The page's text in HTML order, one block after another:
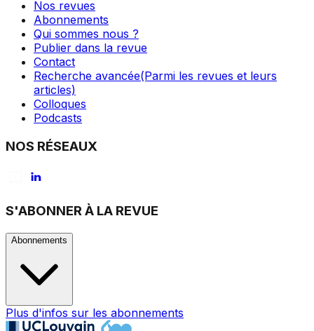
Nos revues
Abonnements
Qui sommes nous ?
Publier dans la revue
Contact
Recherche avancée(Parmi les revues et leurs
articles)
Colloques
Podcasts
NOS RÉSEAUX
S'ABONNER À LA REVUE
Abonnements
Plus d'infos sur les abonnements